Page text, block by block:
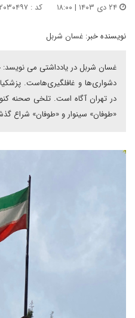
کد : ۲۰۳۰۴۹۷
نویسنده خبر: غسان شربل
غسان شربل در یادداشتی می نویسد:
دشواری‌ها و غافلگیری‌هاست.
در تهران آگاه است. تلخی صحنه
«طوفان» سینوار و «طوفان» شراع